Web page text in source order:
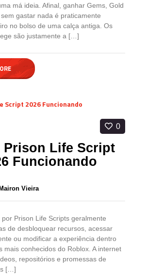
má ideia. Afinal, ganhar Gems, Gold
gastar nada é praticamente
no bolso de uma calça antiga. Os
são justamente a […]
0
Prison Life Script
Funcionando
Mairon Vieira
Prison Life Scripts geralmente
de desbloquear recursos, acessar
ou modificar a experiência dentro
mais conhecidos do Roblox. A internet
repositórios e promessas de
[…]